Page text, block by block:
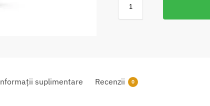
suplimentare Recenzii 0